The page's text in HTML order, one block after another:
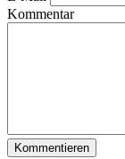
Kommentar